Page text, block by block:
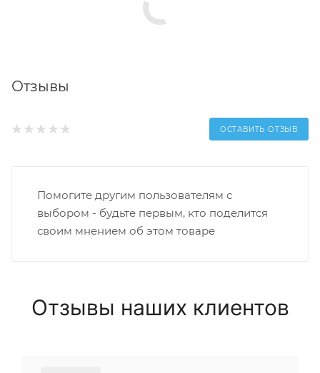
Отзывы
ОСТАВИТЬ ОТЗЫВ
Помогите другим пользователям с
выбором - будьте первым, кто поделится
своим мнением об этом товаре
Отзывы наших клиентов